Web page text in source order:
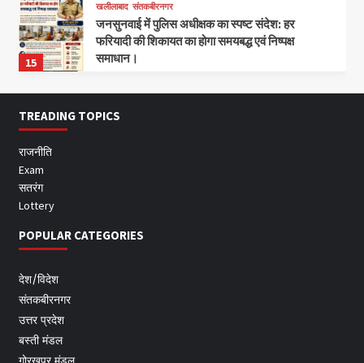
15
खलीलाबाद संतकबीरनगर
जनसुनवाई में पुलिस अधीक्षक का स्पष्ट संदेश: हर
फरियादी की शिकायत का होगा समयबद्ध एवं निष्पक्ष
समाधान।
TREADING TOPICS
राजनीति
Exam
सतरंग
Lottery
POPULAR CATEGORIES
देश/विदेश
संतकबीरनगर
उत्तर प्रदेश
बस्ती मंडल